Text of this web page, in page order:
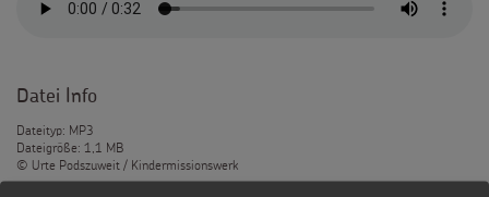
Datei Info
Dateityp: MP3
Dateigröße: 1,1 MB
© Urte Podszuweit / Kindermissionswerk